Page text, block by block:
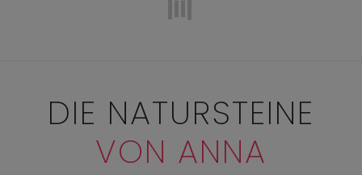
DIE NATURSTEINE
VON ANNA